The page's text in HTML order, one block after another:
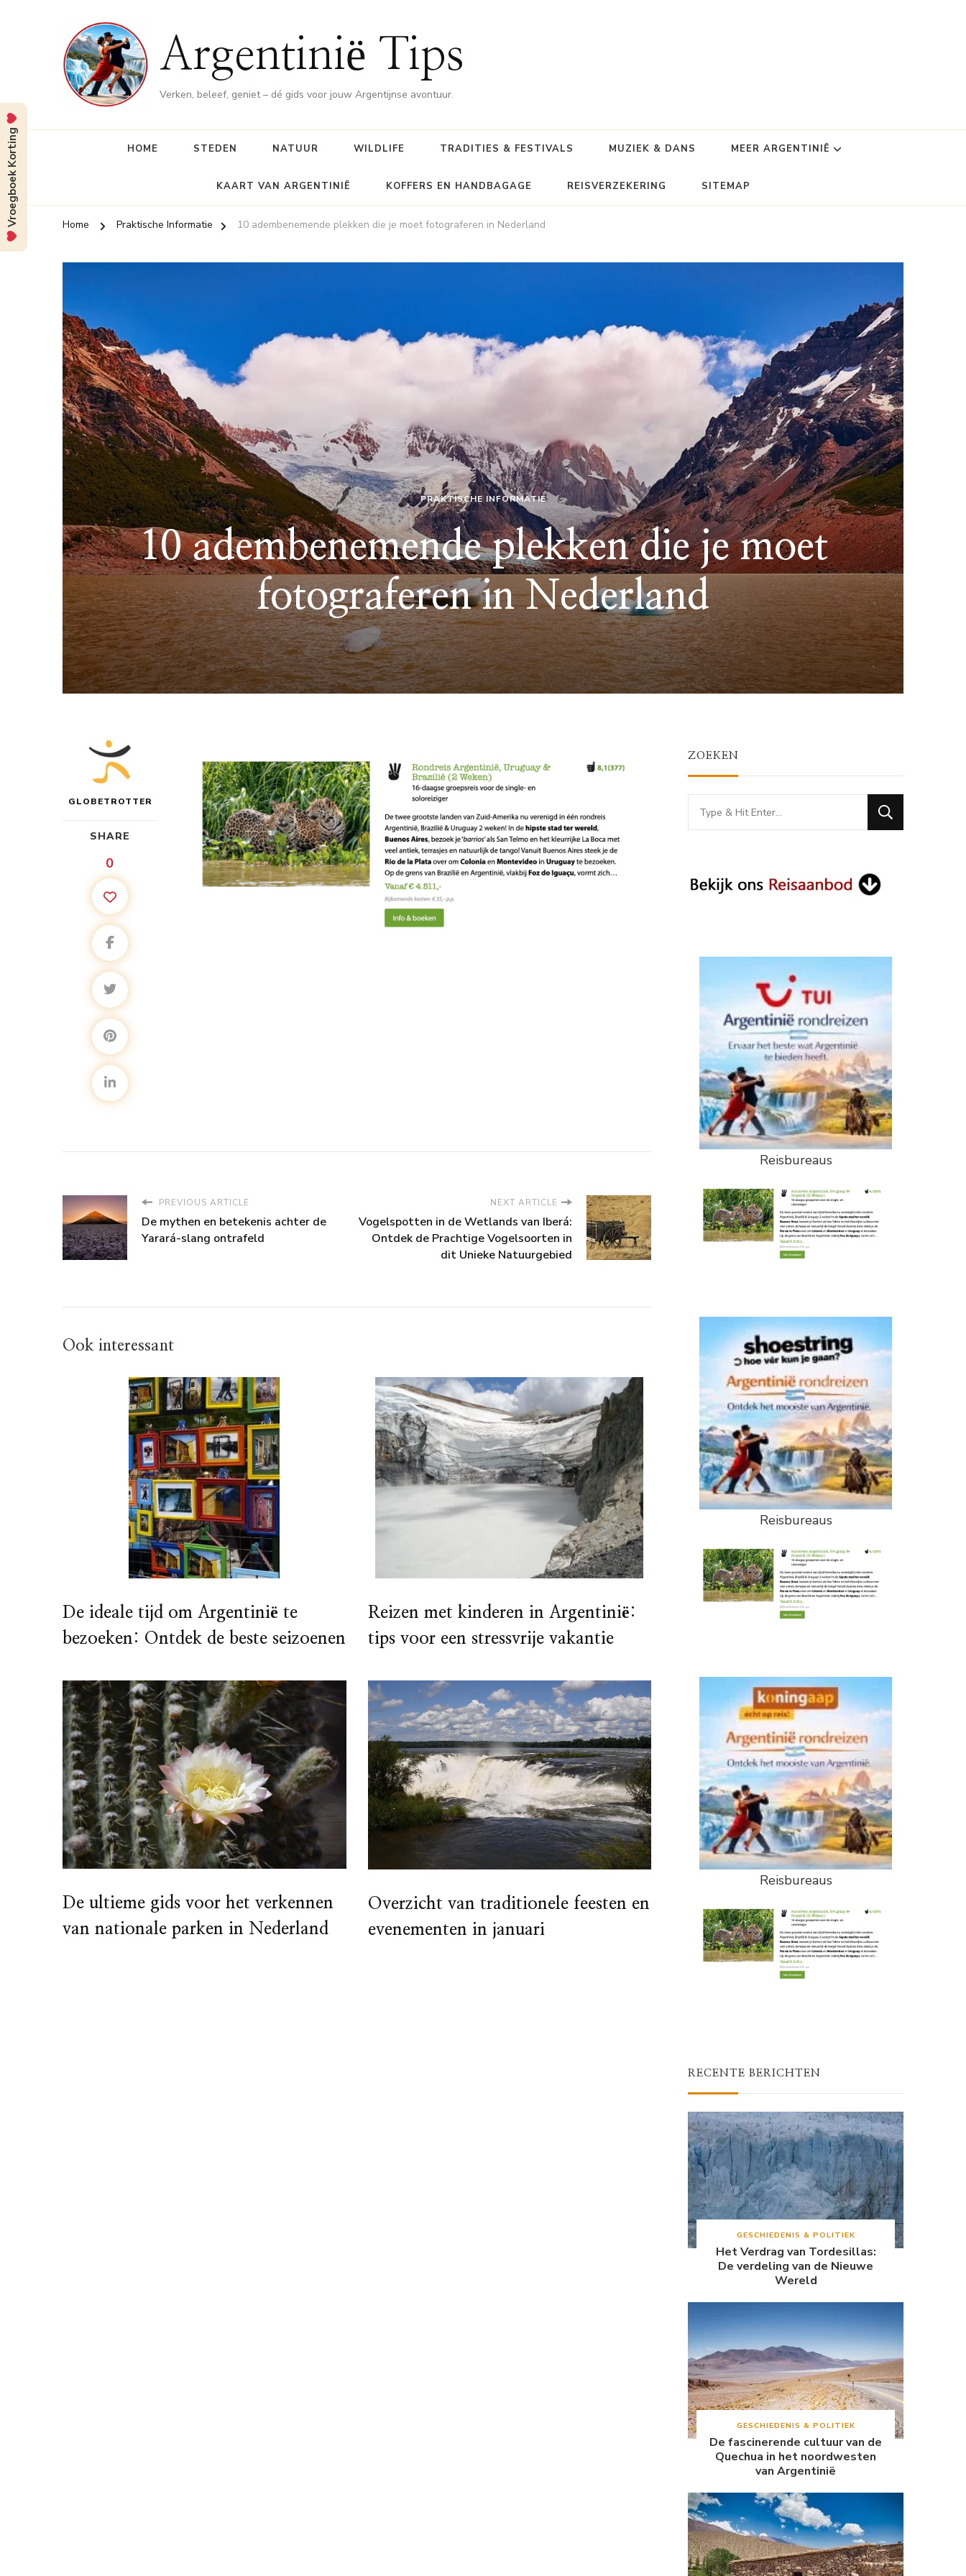
Argentinië Tips
Verken, beleef, geniet – dé gids voor jouw Argentijnse avontuur.
HOME STEDEN NATUUR WILDLIFE TRADITIES & FESTIVALS MUZIEK & DANS MEER ARGENTINIË
KAART VAN ARGENTINIË KOFFERS EN HANDBAGAGE REISVERZEKERING SITEMAP
Home Praktische Informatie 10 adembenemende plekken die je moet fotograferen in Nederland
PRAKTISCHE INFORMATIE
10 adembenemende plekken die je moet
fotograferen in Nederland
GLOBETROTTER
SHARE
0
PREVIOUS ARTICLE
De mythen en betekenis achter de
Yarará-slang ontrafeld
NEXT ARTICLE
Vogelspotten in de Wetlands van Iberá:
Ontdek de Prachtige Vogelsoorten in
dit Unieke Natuurgebied
Ook interessant
De ideale tijd om Argentinië te
bezoeken: Ontdek de beste seizoenen
Reizen met kinderen in Argentinië:
tips voor een stressvrije vakantie
De ultieme gids voor het verkennen
van nationale parken in Nederland
Overzicht van traditionele feesten en
evenementen in januari
ZOEKEN
Looking
for
Reisbureaus
Reisbureaus
Reisbureaus
RECENTE BERICHTEN
GESCHIEDENIS & POLITIEK
Het Verdrag van Tordesillas:
De verdeling van de Nieuwe
Wereld
GESCHIEDENIS & POLITIEK
De fascinerende cultuur van de
Quechua in het noordwesten
van Argentinië
Vroegboek Korting